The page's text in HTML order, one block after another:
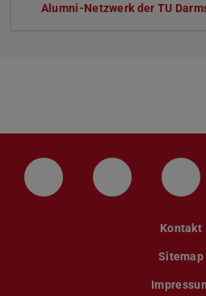
Alumni-Netzwerk der TU
LinkedIn-Seite der TU
Instagram-
Kontakt
Sitemap